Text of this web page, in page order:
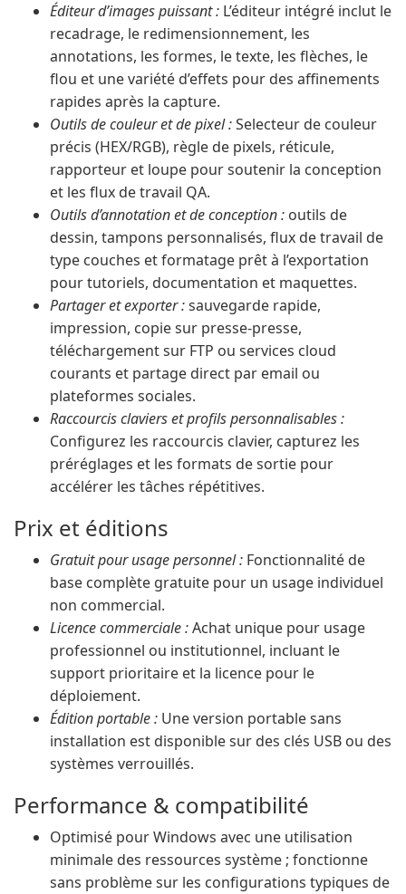
Éditeur d’images puissant : L’éditeur intégré inclut le
recadrage, le redimensionnement, les
annotations, les formes, le texte, les flèches, le
flou et une variété d’effets pour des affinements
rapides après la capture.
Outils de couleur et de pixel :Selecteur de couleur
précis (HEX/RGB), règle de pixels, réticule,
rapporteur et loupe pour soutenir la conception
et les flux de travail QA.
Outils d’annotation et de conception : outils de
dessin, tampons personnalisés, flux de travail de
type couches et formatage prêt à l’exportation
pour tutoriels, documentation et maquettes.
Partager et exporter :sauvegarde rapide,
impression, copie sur presse-presse,
téléchargement sur FTP ou services cloud
courants et partage direct par email ou
plateformes sociales.
Raccourcis claviers et profils personnalisables :
Configurez les raccourcis clavier, capturez les
préréglages et les formats de sortie pour
accélérer les tâches répétitives.
Prix et éditions
Gratuit pour usage personnel : Fonctionnalité de
base complète gratuite pour un usage individuel
non commercial.
Licence commerciale :Achat unique pour usage
professionnel ou institutionnel, incluant le
support prioritaire et la licence pour le
déploiement.
Édition portable : Une version portable sans
installation est disponible sur des clés USB ou des
systèmes verrouillés.
Performance & compatibilité
Optimisé pour Windows avec une utilisation
minimale des ressources système ; fonctionne
sans problème sur les configurations typiques de